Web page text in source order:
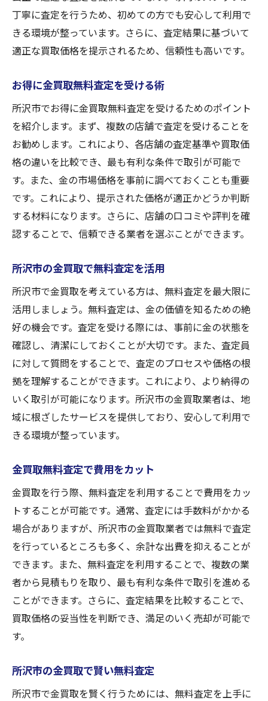
丁寧に査定を行うため、初めての方でも安心して利用で
きる環境が整っています。さらに、査定結果に基づいて
適正な買取価格を提示されるため、信頼性も高いです。
お得に金買取無料査定を受ける術
所沢市でお得に金買取無料査定を受けるためのポイント
を紹介します。まず、複数の店舗で査定を受けることを
お勧めします。これにより、各店舗の査定基準や買取価
格の違いを比較でき、最も有利な条件で取引が可能で
す。また、金の市場価格を事前に調べておくことも重要
です。これにより、提示された価格が適正かどうか判断
する材料になります。さらに、店舗の口コミや評判を確
認することで、信頼できる業者を選ぶことができます。
所沢市の金買取で無料査定を活用
所沢市で金買取を考えている方は、無料査定を最大限に
活用しましょう。無料査定は、金の価値を知るための絶
好の機会です。査定を受ける際には、事前に金の状態を
確認し、清潔にしておくことが大切です。また、査定員
に対して質問をすることで、査定のプロセスや価格の根
拠を理解することができます。これにより、より納得の
いく取引が可能になります。所沢市の金買取業者は、地
域に根ざしたサービスを提供しており、安心して利用で
きる環境が整っています。
金買取無料査定で費用をカット
金買取を行う際、無料査定を利用することで費用をカッ
トすることが可能です。通常、査定には手数料がかかる
場合がありますが、所沢市の金買取業者では無料で査定
を行っているところも多く、余計な出費を抑えることが
できます。また、無料査定を利用することで、複数の業
者から見積もりを取り、最も有利な条件で取引を進める
ことができます。さらに、査定結果を比較することで、
買取価格の妥当性を判断でき、満足のいく売却が可能で
す。
所沢市の金買取で賢い無料査定
所沢市で金買取を賢く行うためには、無料査定を上手に